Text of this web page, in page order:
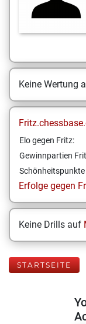
Keine Wertung
Elo gegen Fritz:
Gewinnpartien
Schönheitspunkte
Erfolge gegen
Keine Drills auf
STARTSEITE